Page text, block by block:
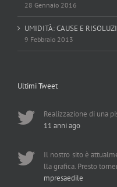
28 Gennaio 2016
UMIDITÀ: CAUSE E
9 Febbraio 2013
Ultimi Tweet
Realizzazione di una
11 anni ago
Il nostro sito è
lla grafica. Presto
mpresaedile